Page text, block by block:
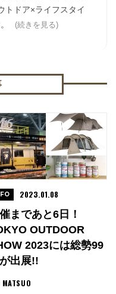
トドア×ライフスタイ
(続きを見る)
まであと6日！
OUTDOOR
2023には総勢99
出展!!
2023.01.08